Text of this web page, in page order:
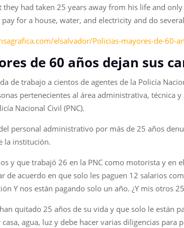
they had taken 25 years away from his life and
for a house, water, and electricity and do
elsalvador/Policias-mayores-de-60-
de 60 años dejan sus
de trabajo a cientos de agentes de la Policía
pertenecientes al área administrativa, técnica
Nacional Civil (PNC).
personal administrativo por más de 25 años
la institución.
y que trabajó 26 en la PNC como motorista y
de acuerdo en que solo les paguen 12 salarios
Y nos están pagando solo un año. ¿Y mis otros
quitado 25 años de su vida y que solo le están
agua, luz y debe hacer varias diligencias